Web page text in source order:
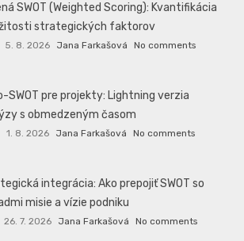
SWOT (Weighted Scoring): Kvantifikácia
strategických faktorov
5. 8. 2026 Jana Farkašová No comments
SWOT pre projekty: Lightning verzia
s obmedzeným časom
1. 8. 2026 Jana Farkašová No comments
integrácia: Ako prepojiť SWOT so
misie a vízie podniku
26. 7. 2026 Jana Farkašová No comments